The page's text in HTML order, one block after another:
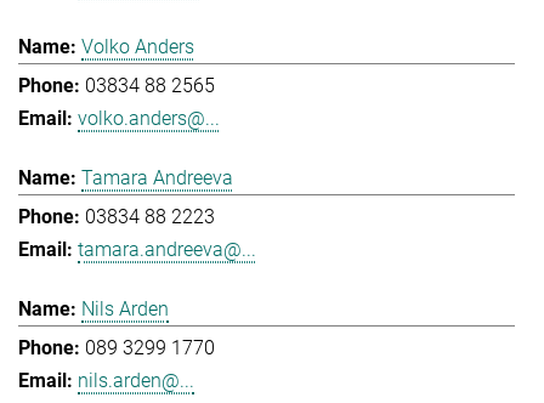
Volko Anders
03834 88 2565
volko.anders@...
Tamara Andreeva
03834 88 2223
tamara.andreeva@...
Nils Arden
089 3299 1770
nils.arden@...